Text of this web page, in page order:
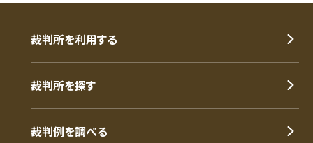
裁判所を利用する
裁判所を探す
裁判例を調べる